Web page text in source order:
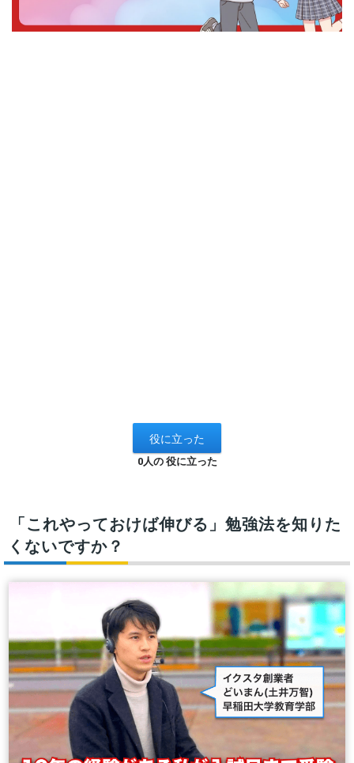
0人の 役に立った
「これやっておけば伸びる」勉強法を知りた
くないですか？